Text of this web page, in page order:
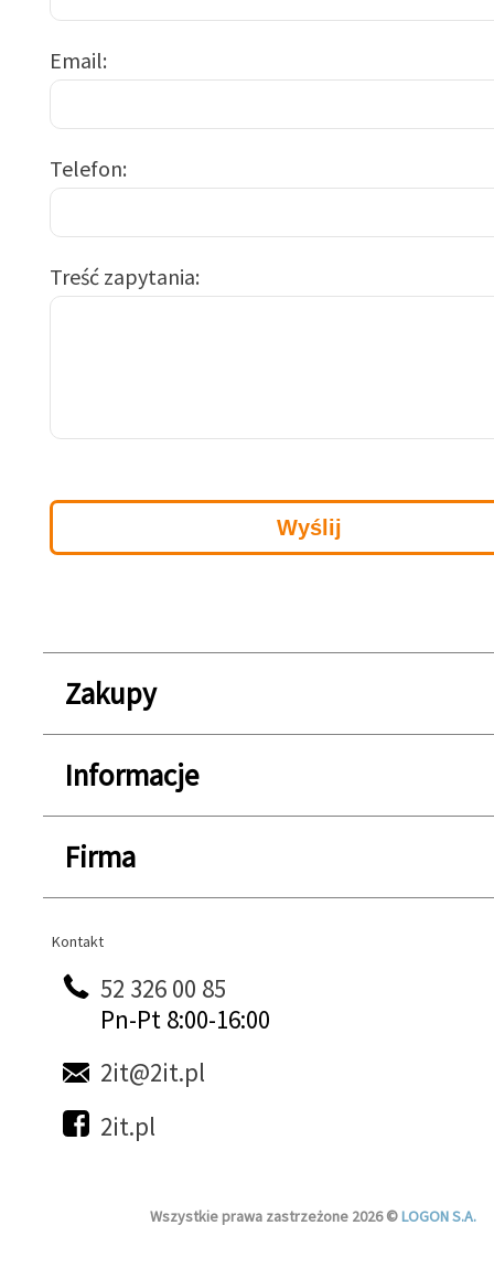
Email
Telefon
Treść zapytania
Zakupy
Informacje
Firma
Kontakt
Kontakt
52 326 00 85
Pn-Pt 8:00-16:00
2it@2it.pl
2it.pl
Wszystkie prawa zastrzeżone 2026 ©LOGON S.A.